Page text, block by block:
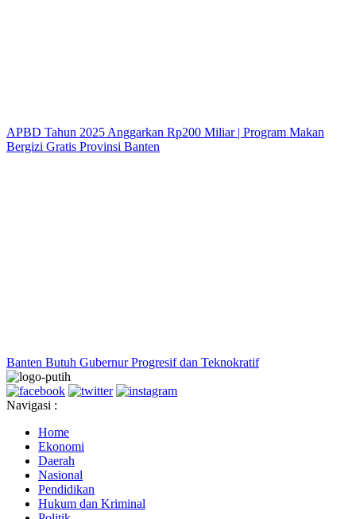
APBD Tahun 2025 Anggarkan Rp200 Miliar | Program Makan
Bergizi Gratis Provinsi Banten
Banten Butuh Gubernur Progresif dan Teknokratif
Navigasi :
Home
Ekonomi
Daerah
Nasional
Pendidikan
Hukum dan Kriminal